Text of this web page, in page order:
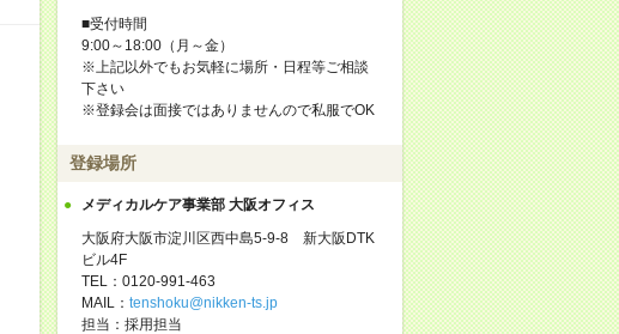
■受付時間
9:00～18:00（月～金）
※上記以外でもお気軽に場所・日程等ご相談
下さい
※登録会は面接ではありませんので私服でOK
登録場所
メディカルケア事業部 大阪オフィス
大阪府大阪市淀川区西中島5-9-8 新大阪DTK
ビル4F
TEL：0120-991-463
MAIL： tenshoku@nikken-ts.jp
担当：採用担当